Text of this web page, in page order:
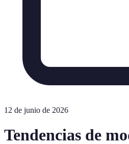
12 de junio de 2026
Tendencias de